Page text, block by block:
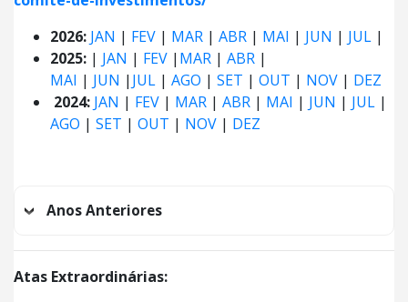
2026: JAN | FEV | MAR | ABR | MAI | JUN | JUL |
2025: | JAN | FEV | MAR | ABR |
MAI | JUN | JUL | AGO | SET | OUT | NOV | DEZ
2024: JAN | FEV | MAR | ABR | MAI | JUN | JUL |
AGO | SET | OUT | NOV | DEZ
Anos Anteriores
Atas Extraordinárias: